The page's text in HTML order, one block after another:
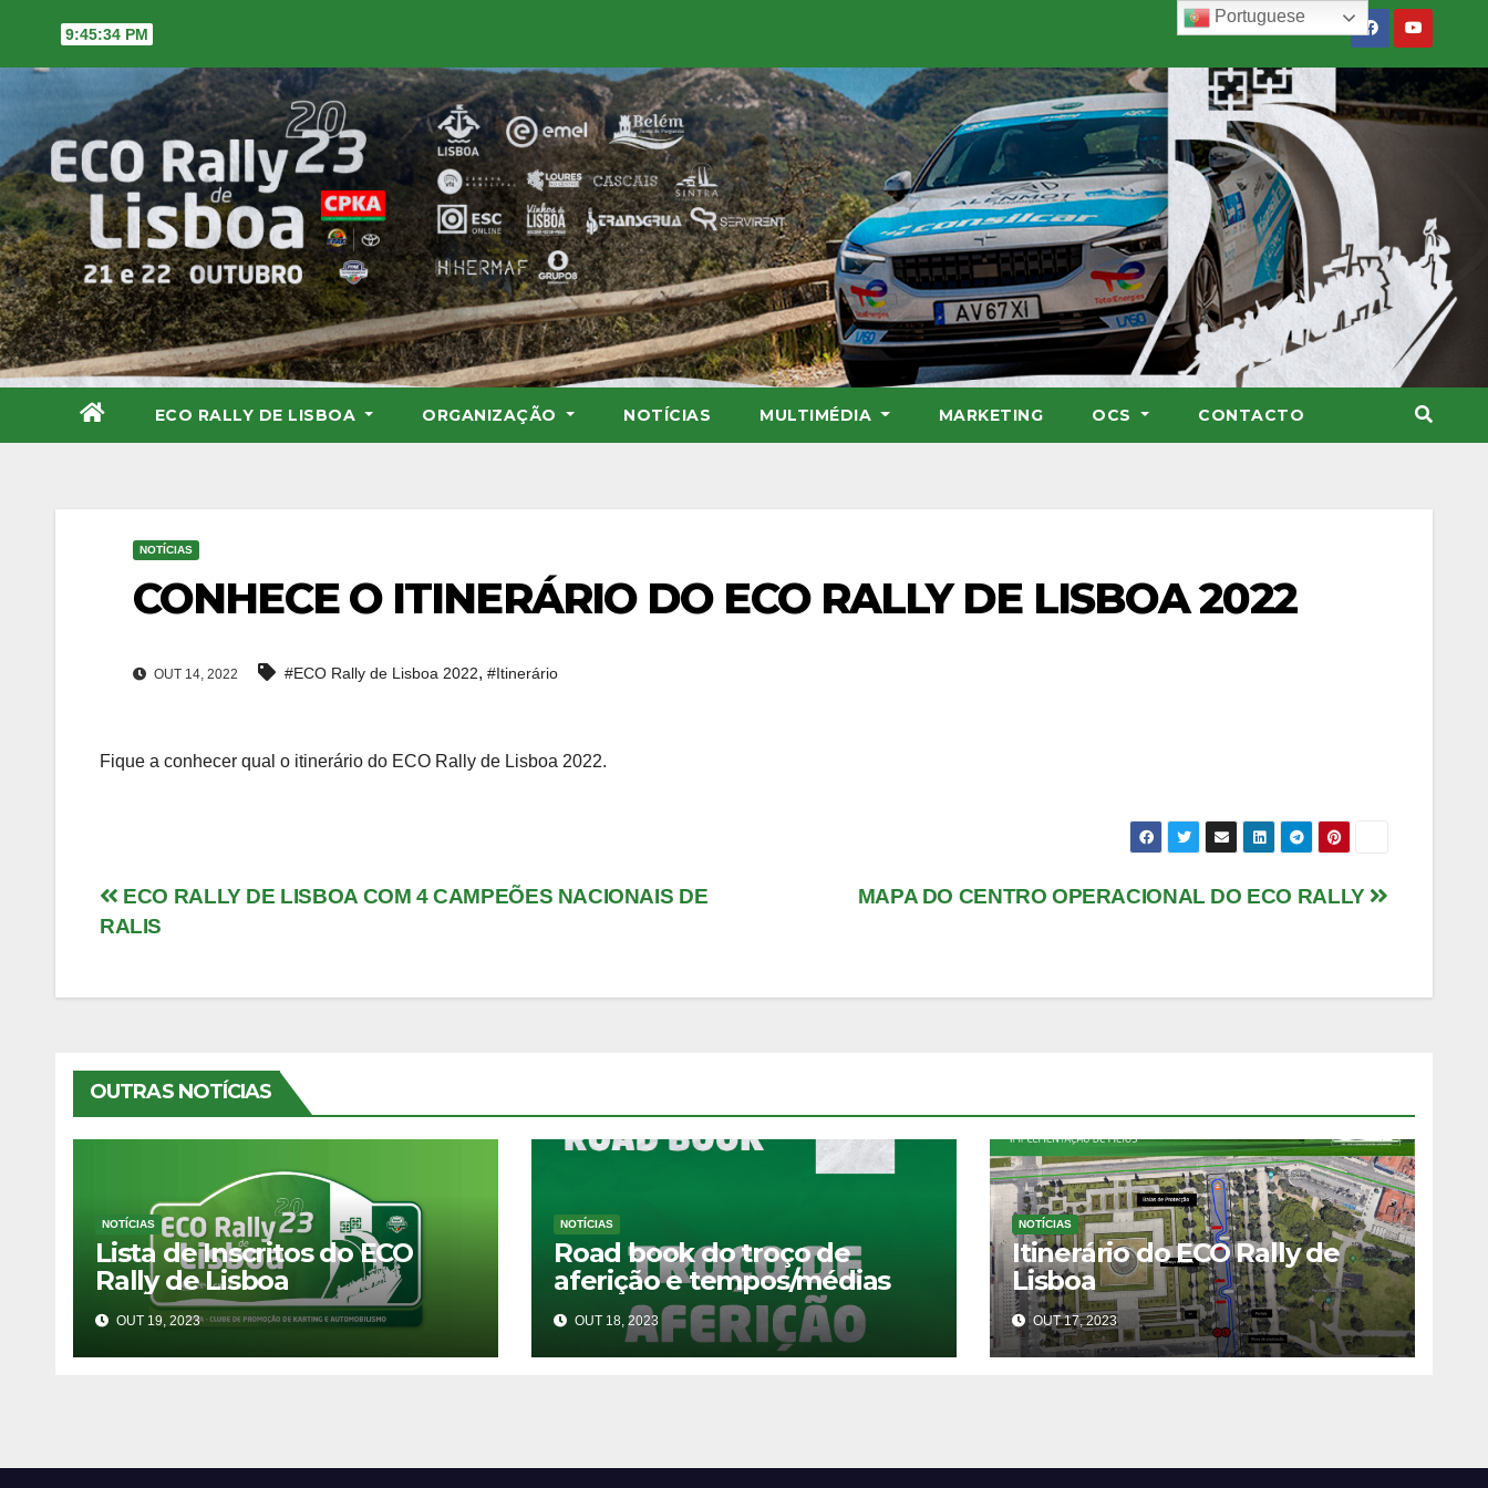
9:45:34 PM
ECO RALLY DE LISBOA ORGANIZAÇÃO NOTÍCIAS MULTIMÉDIA MARKETING OCS CONTACTO
NOTÍCIAS
CONHECE O ITINERÁRIO DO ECO RALLY DE LISBOA 2022
OUT 14, 2022 #ECO Rally de Lisboa 2022, #Itinerário
Fique a conhecer qual o itinerário do ECO Rally de Lisboa 2022.
Navegação
artigos
MAPA DO CENTRO OPERACIONAL DO ECO RALLY
ECO RALLY DE LISBOA COM 4 CAMPEÕES NACIONAIS DE
RALIS
OUTRAS NOTÍCIAS
NOTÍCIAS
Lista de Inscritos do ECO
Rally de Lisboa
OUT 19, 2023
NOTÍCIAS
Road book do troço de
aferição e tempos/médias
OUT 18, 2023
NOTÍCIAS
Itinerário do ECO Rally de
Lisboa
OUT 17, 2023
Portuguese